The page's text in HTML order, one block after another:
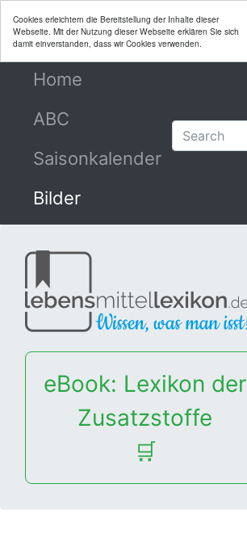
Cookies erleichtern die Bereitstellung der Inhalte dieser
Webseite. Mit der Nutzung dieser Webseite erklären Sie sich
damit einverstanden, dass wir Cookies verwenden.
Home
ABC
Saisonkalender
Bilder
eBook: Lexikon der
Zusatzstoffe
🛒